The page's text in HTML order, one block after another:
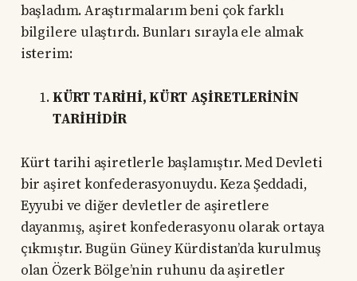
başladım. Araştırmalarım beni çok farklı
bilgilere ulaştırdı. Bunları sırayla ele almak
isterim:
KÜRT TARİHİ, KÜRT AŞİRETLERİNİN
TARİHİDİR
Kürt tarihi aşiretlerle başlamıştır. Med Devleti
bir aşiret konfederasyonuydu. Keza Şeddadi,
Eyyubi ve diğer devletler de aşiretlere
dayanmış, aşiret konfederasyonu olarak ortaya
çıkmıştır. Bugün Güney Kürdistan’da kurulmuş
olan Özerk Bölge’nin ruhunu da aşiretler